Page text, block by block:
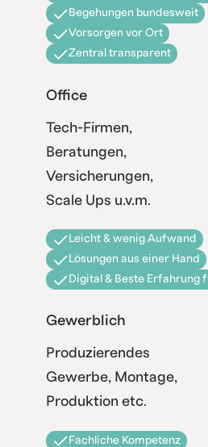
Begehungen bundesweit
Vorsorgen vor Ort
Zentral transparent
Office
Tech-Firmen,
Beratungen,
Versicherungen,
Scale Ups u.v.m.
Leicht & wenig Aufwand
Lösungen aus einer Hand
Digital & Beste Erfahrung
Gewerblich
Produzierendes
Gewerbe, Montage,
Produktion etc.
Fachliche Kompetenz